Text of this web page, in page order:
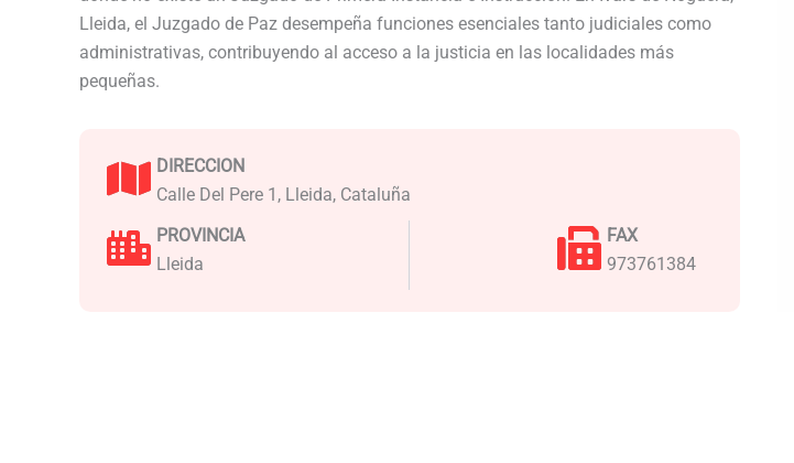
Lleida, el Juzgado de Paz desempeña funciones esenciales tanto judiciales como
administrativas, contribuyendo al acceso a la justicia en las localidades más
pequeñas.
DIRECCION
Calle Del Pere 1, Lleida, Cataluña
PROVINCIA
Lleida
FAX
973761384